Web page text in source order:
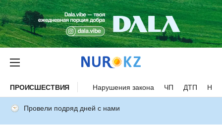
ПРОИСШЕСТВИЯ Нарушения закона ЧП ДТП
Провели подряд дней с нами